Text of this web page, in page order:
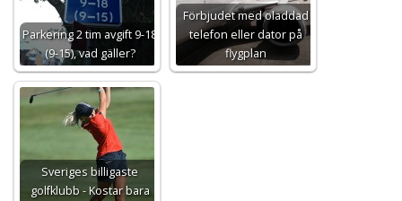
Parkering 2 tim avgift 9-18
(9-15), vad gäller?
Förbjudet med oladdad
telefon eller dator på
flygplan
Sveriges billigaste
golfklubb - Kostar bara